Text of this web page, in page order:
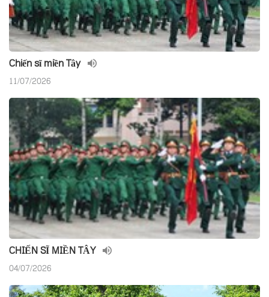
Chiến sĩ miền Tây
11/07/2026
CHIẾN SĨ MIỀN TÂY
04/07/2026